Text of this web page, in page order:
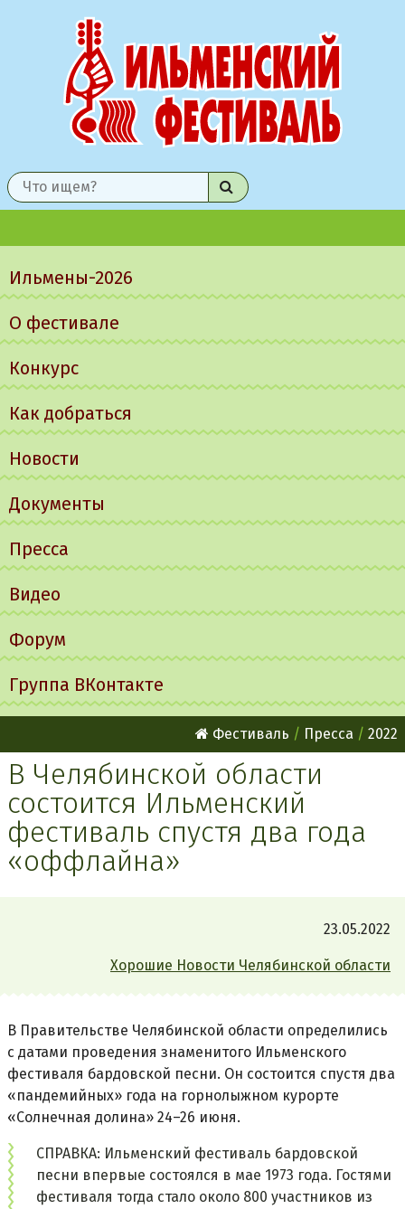
Найти
меню
Ильмены-2026
О фестивале
Конкурс
Как добраться
Новости
Документы
Пресса
Видео
Форум
Группа ВКонтакте
Фестиваль Пресса 2022
В Челябинской области
состоится Ильменский
фестиваль спустя два года
«оффлайна»
23.05.2022
Хорошие Новости Челябинской области
В Правительстве Челябинской области определились
с датами проведения знаменитого Ильменского
фестиваля бардовской песни. Он состоится спустя два
«пандемийных» года на горнолыжном курорте
«Солнечная долина» 24–26 июня.
СПРАВКА: Ильменский фестиваль бардовской
песни впервые состоялся в мае 1973 года. Гостями
фестиваля тогда стало около 800 участников из